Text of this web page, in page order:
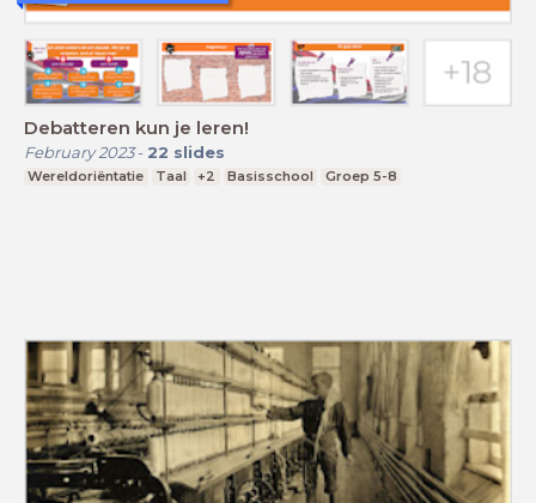
Debatteren kun je leren!
February 2023- 22 slides
Wereldoriëntatie Taal +2 Basisschool Groep 5-8